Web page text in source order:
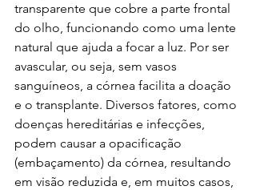
transparente que cobre a parte frontal
do olho, funcionando como uma lente
natural que ajuda a focar a luz. Por ser
avascular, ou seja, sem vasos
sanguíneos, a córnea facilita a doação
e o transplante. Diversos fatores, como
doenças hereditárias e infecções,
podem causar a opacificação
(embaçamento) da córnea, resultando
em visão reduzida e, em muitos casos,